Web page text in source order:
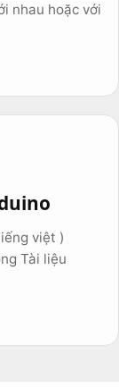
nhau hoặc với
việt )
Tài liệu